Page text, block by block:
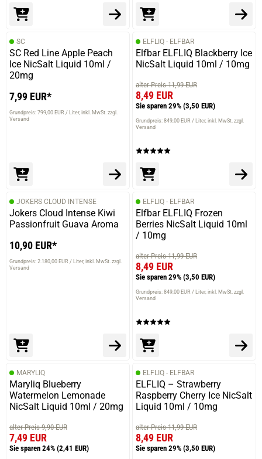
SC
SC Red Line Apple Peach
Ice NicSalt Liquid 10ml /
20mg
7,99 EUR*
Grundpreis: 799,00 EUR / Liter inkl. MwSt. zzgl.
Versand
ELFLIQ - ELFBAR
Elfbar ELFLIQ Blackberry Ice
NicSalt Liquid 10ml / 10mg
alter Preis 11,99 EUR
8,49 EUR
Sie sparen 29% (3,50 EUR)
Grundpreis: 849,00 EUR / Liter inkl. MwSt. zzgl.
Versand
JOKERS CLOUD INTENSE
Jokers Cloud Intense Kiwi
Passionfruit Guava Aroma
10,90 EUR*
Grundpreis: 2.180,00 EUR / Liter inkl. MwSt. zzgl.
Versand
ELFLIQ - ELFBAR
Elfbar ELFLIQ Frozen
Berries NicSalt Liquid 10ml
/ 10mg
alter Preis 11,99 EUR
8,49 EUR
Sie sparen 29% (3,50 EUR)
Grundpreis: 849,00 EUR / Liter inkl. MwSt. zzgl.
Versand
MARYLIQ
Maryliq Blueberry
Watermelon Lemonade
NicSalt Liquid 10ml / 20mg
alter Preis 9,90 EUR
7,49 EUR
Sie sparen 24% (2,41 EUR)
ELFLIQ - ELFBAR
ELFLIQ – Strawberry
Raspberry Cherry Ice NicSalt
Liquid 10ml / 10mg
alter Preis 11,99 EUR
8,49 EUR
Sie sparen 29% (3,50 EUR)